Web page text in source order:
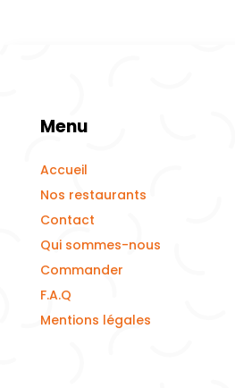
Menu
Accueil
Nos restaurants
Contact
Qui sommes-nous
Commander
F.A.Q
Mentions légales